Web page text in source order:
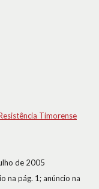
Timorense
de 2005
na pág. 1; anúncio na